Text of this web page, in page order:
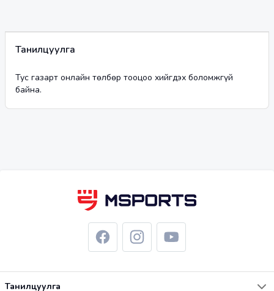
Танилцуулга
Тус газарт онлайн төлбөр тооцоо хийгдэх боломжгүй
байна.
Танилцуулга